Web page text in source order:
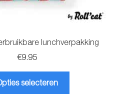
lunchverpakking
€9.95
selecteren